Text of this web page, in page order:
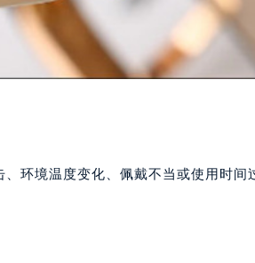
环境温度变化、佩戴不当或使用时间